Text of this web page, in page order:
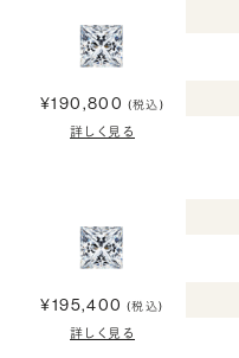
¥190,800 (税込)
詳しく見る
¥195,400 (税込)
詳しく見る